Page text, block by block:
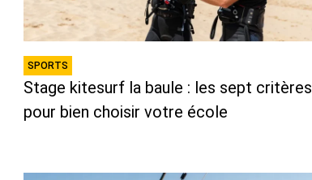
SPORTS
Stage kitesurf la baule : les sept critères
pour bien choisir votre école